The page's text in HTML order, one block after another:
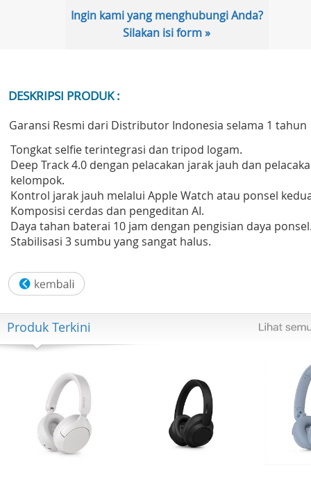
Ingin kami yang menghubungi Anda?
Silakan isi form »
DESKRIPSI PRODUK :
Garansi Resmi dari Distributor Indonesia selama 1 tahun
Tongkat selfie terintegrasi dan tripod logam.
Deep Track 4.0 dengan pelacakan jarak jauh dan
kelompok.
Kontrol jarak jauh melalui Apple Watch atau ponsel
Komposisi cerdas dan pengeditan AI.
Daya tahan baterai 10 jam dengan pengisian daya
Stabilisasi 3 sumbu yang sangat halus.
Produk Terkini